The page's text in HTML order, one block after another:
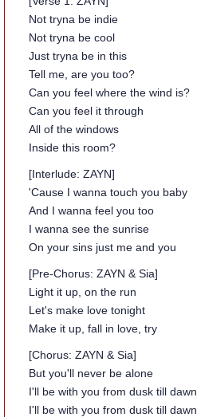
Not tryna be indie
Not tryna be cool
Just tryna be in this
Tell me, are you too?
Can you feel where the wind is?
Can you feel it through
All of the windows
Inside this room?
[Interlude: ZAYN]
'Cause I wanna touch you baby
And I wanna feel you too
I wanna see the sunrise
On your sins just me and you
[Pre-Chorus: ZAYN & Sia]
Light it up, on the run
Let's make love tonight
Make it up, fall in love, try
[Chorus: ZAYN & Sia]
But you'll never be alone
I'll be with you from dusk till dawn
I'll be with you from dusk till dawn